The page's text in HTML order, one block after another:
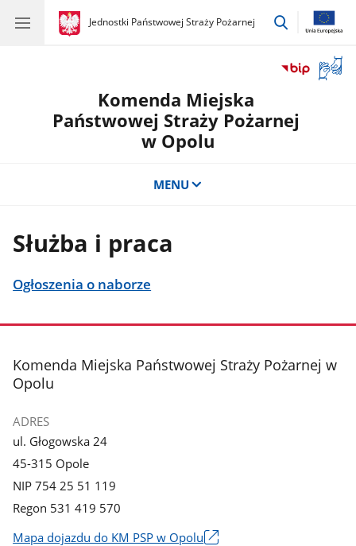
gov.pl
Jednostki Państwowej Straży Pożarnej
gov.pl
Jednostki
przejdź
okno
Komenda Miejska
Państwowej Straży Pożarnej
w Opolu
MENU
Służba i praca
Ogłoszenia o naborze
stopka
Komenda Miejska Państwowej Straży Pożarnej w
Opolu
ADRES
ul. Głogowska 24
45-315 Opole
NIP 754 25 51 119
Regon 531 419 570
Mapa dojazdu do KM PSP w Opolu